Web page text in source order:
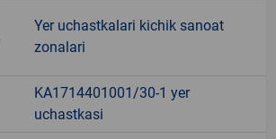
Yer uchastkalari kichik sanoat
zonalari
KA1714401001/30-1 yer
uchastkasi